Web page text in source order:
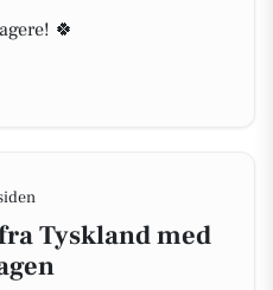
🍀
Tyskland med